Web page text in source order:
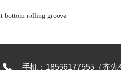
bottom rolling groove
手机：18566177555（齐先